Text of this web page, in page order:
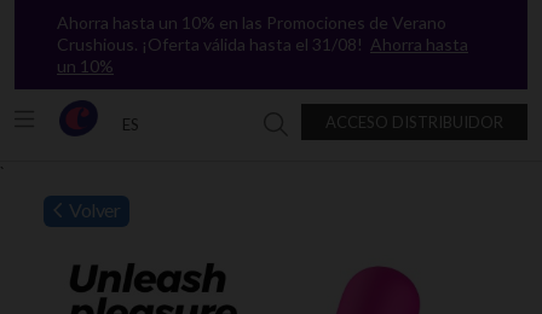
`
Ahorra hasta un 10% en las Promociones de Verano
Crushious. ¡Oferta válida hasta el 31/08! Ahorra hasta
un 10%
ES ACCESO DISTRIBUIDOR
Buscar en Crushious
Volver